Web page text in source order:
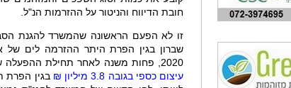
חובת הדיווח והניטור על ההזרמות הנ"ל
זו לא הפעם הראשונה שהמשרד להגנת
שברון בגין הפרת היתר ההזרמה לים של
2020, פחות משנה לאחר תחילת ההפעלה של האסדה,
עיצום כספי בגובה 3.8 מיליון ₪
בגין הפרת